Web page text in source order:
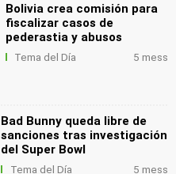
Bolivia crea comisión para
fiscalizar casos de
pederastia y abusos
Tema del Día 5 mess
Bad Bunny queda libre de
sanciones tras investigación
del Super Bowl
Tema del Día 5 mess